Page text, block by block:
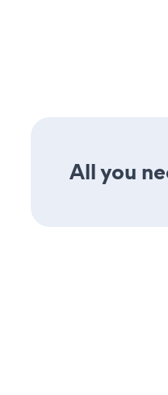
All you